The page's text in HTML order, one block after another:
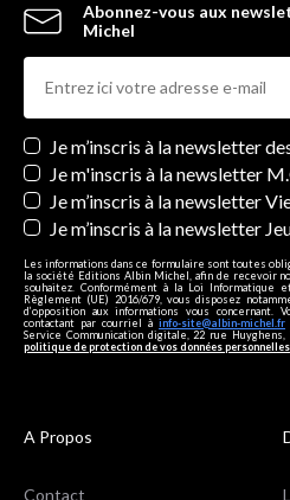
Abonnez-vous aux
Michel
Newsletters
Je m’inscris à la newsletter
Je m'inscris à la newsletter
Je m’inscris à la newsletter
Je m’inscris à la newsletter
Les informations dans ce formulaire sont toutes
la société Editions Albin Michel, afin de recevoir
souhaitez. Conformément à la Loi Informatique
Règlement (UE) 2016/679, vous disposez
d’opposition aux informations vous
contactant par courriel à info-site@albin-michel.fr
Service Communication digitale, 22 rue Huyghens,
politique de protection de vos données personnelles
A Propos
Contact